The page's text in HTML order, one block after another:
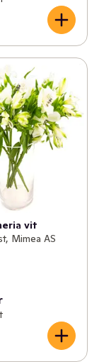
vit
Mimea AS